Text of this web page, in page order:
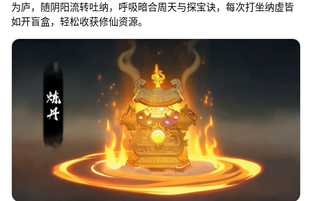
为庐，随阴阳流转吐纳，呼吸暗合周天与探宝诀，每次打坐纳虚皆
如开盲盒，轻松收获修仙资源。